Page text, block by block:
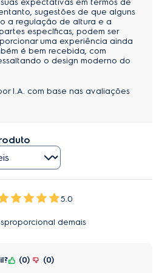
todas as velocidades
potência, sem se preocupar com a
velocidades permite que você desfrute
peça que complementa sua
espaço com sofisticação, seu design
para uma limpeza rápida e
entre forma e função.
sugestões de que alguns
a regulação de altura e a
específicas, podem ser
uma experiência ainda
é bem recebida, com
o design moderno do
I.A. com base nas avaliações
5.0
demais
0 0